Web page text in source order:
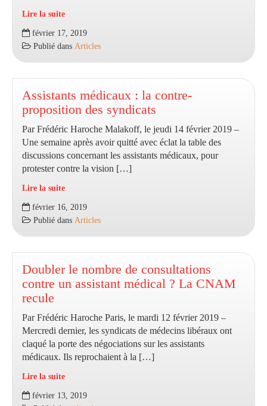
Lire la suite
médicaux
:
non
merci
février 17, 2019
Publié dans Articles
Assistants médicaux : la contre-
proposition des syndicats
Par Frédéric Haroche Malakoff, le jeudi 14 février 2019 –
Une semaine après avoir quitté avec éclat la table des
discussions concernant les assistants médicaux, pour
protester contre la vision […]
Lire la suite
médicaux
:
la
contre-
proposition
syndicats
février 16, 2019
Publié dans Articles
Doubler le nombre de consultations
contre un assistant médical ? La CNAM
recule
Par Frédéric Haroche Paris, le mardi 12 février 2019 –
Mercredi dernier, les syndicats de médecins libéraux ont
claqué la porte des négociations sur les assistants
médicaux. Ils reprochaient à la […]
Lire la suite
le
février 13, 2019